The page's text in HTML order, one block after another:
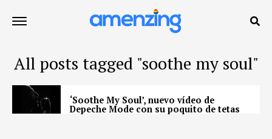
All posts tagged "soothe my soul"
‘Soothe My Soul’, nuevo vídeo de
Depeche Mode con su poquito de tetas